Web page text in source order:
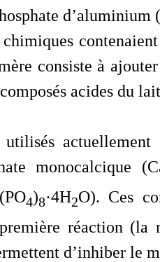
d’aluminium
consiste à
acides du
utilisés
monocalcique
(PO4)8·4H2O). Ces
réaction (la
d’inhiber le